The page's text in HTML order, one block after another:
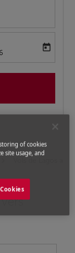
date-aria-label
today
of cookies
site usage, and